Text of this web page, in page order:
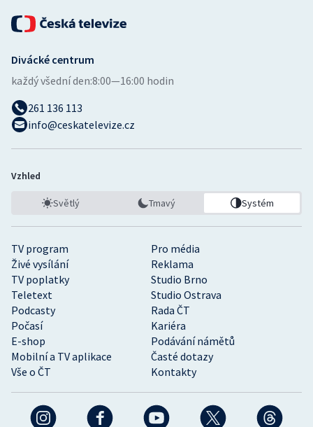
TV program
Pro média
Živé vysílání
Reklama
TV poplatky
Studio Brno
Teletext
Studio Ostrava
Podcasty
Rada ČT
Počasí
Kariéra
E-shop
Podávání námětů
Mobilní a TV aplikace
Časté dotazy
Vše o ČT
Kontakty
Divácké centrum
každý všední den:8:00—16:00 hodin
261 136 113
info@ceskatelevize.cz
Vzhled
Světlý Tmavý Systém